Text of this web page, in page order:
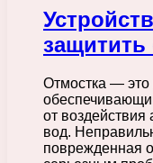
Отмостка — это
от
вод.
поврежденная